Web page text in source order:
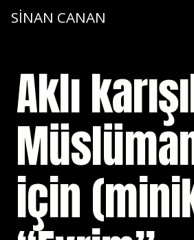
SİNAN CANAN
Aklı
için